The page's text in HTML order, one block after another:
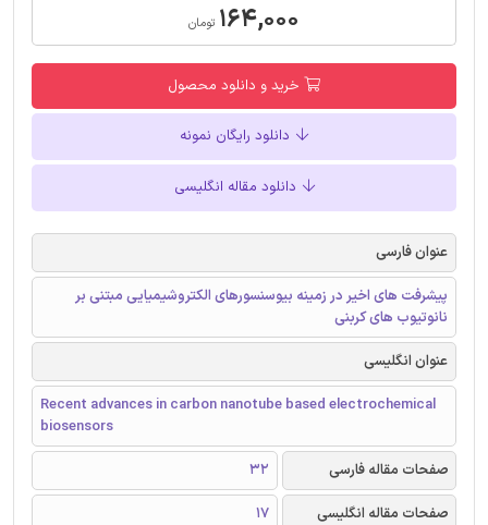
۱۶۴,۰۰۰ تومان
خرید و دانلود محصول
دانلود رایگان نمونه
دانلود مقاله انگلیسی
عنوان فارسی
پیشرفت های اخیر در زمینه بیوسنسورهای الکتروشیمیایی مبتنی بر
نانوتیوب های کربنی
عنوان انگلیسی
Recent advances in carbon nanotube based electrochemical
biosensors
صفحات مقاله فارسی
32
صفحات مقاله انگلیسی
17